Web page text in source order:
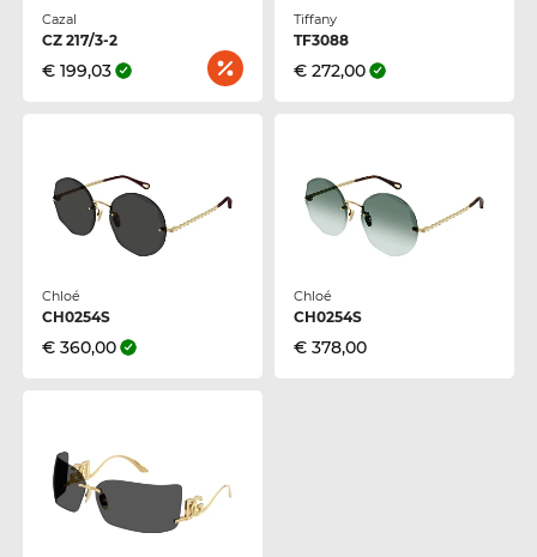
Cazal
CZ 217/3-2
€ 199,03
Tiffany
TF3088
€ 272,00
Chloé
CH0254S
€ 360,00
Chloé
CH0254S
€ 378,00